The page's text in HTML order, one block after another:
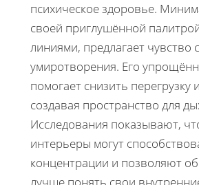
психическое здоровье.
своей приглушённой
линиями, предлагает чувство
умиротворения. Его
помогает снизить
создавая пространство для
Исследования показывают,
интерьеры могут
концентрации и позволяют